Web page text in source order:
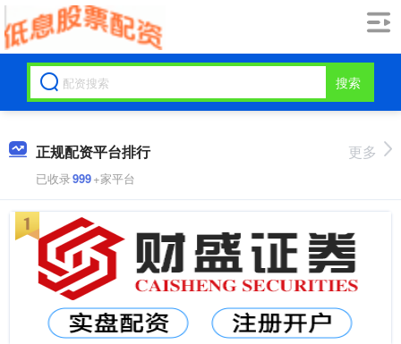
搜索
正规配资平台排行
已收录999+家平台
更多